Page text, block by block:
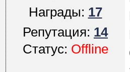
Награды:17
Репутация:14
Статус:Offline